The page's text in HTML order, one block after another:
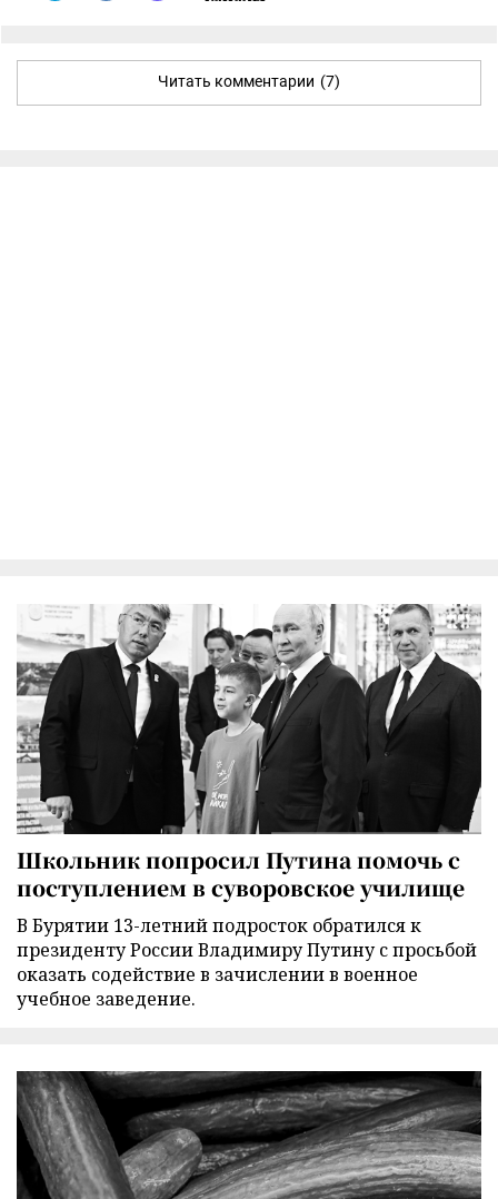
Читать комментарии (7)
Школьник попросил Путина помочь с
поступлением в суворовское училище
В Бурятии 13-летний подросток обратился к
президенту России Владимиру Путину с просьбой
оказать содействие в зачислении в военное
учебное заведение.